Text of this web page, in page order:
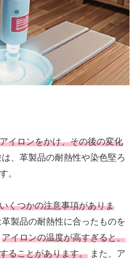
イロンをかけ、その後の変化
は、革製品の耐熱性や染色堅ろ
。
くつかの注意事項がありま
製品の耐熱性に合ったものを
アイロンの温度が高すぎると、
ることがあります。 また、ア